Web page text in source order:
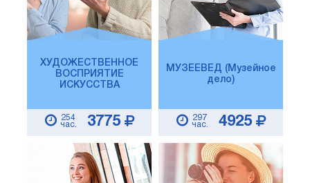
ХУДОЖЕСТВЕННОЕ
ВОСПРИЯТИЕ
ИСКУССТВА
254
час.
3775
МУЗЕЕВЕД (Музейное
дело)
297
час.
4925